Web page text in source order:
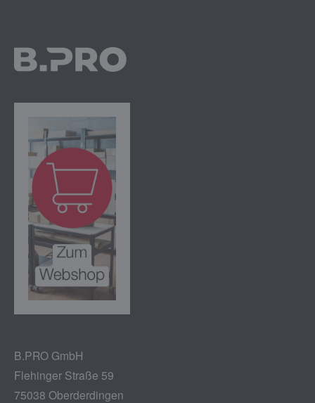
B.PRO GmbH
Flehinger Straße 59
75038 Oberderdingen